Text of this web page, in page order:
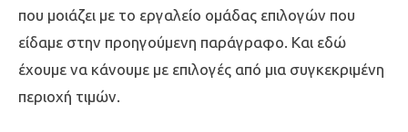
που μοιάζει με το εργαλείο ομάδας επιλογών που
είδαμε στην προηγούμενη παράγραφο. Και εδώ
έχουμε να κάνουμε με επιλογές από μια συγκεκριμένη
περιοχή τιμών.